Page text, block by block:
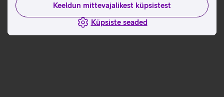
Keeldun mittevajalikest küpsistest
Küpsiste seaded